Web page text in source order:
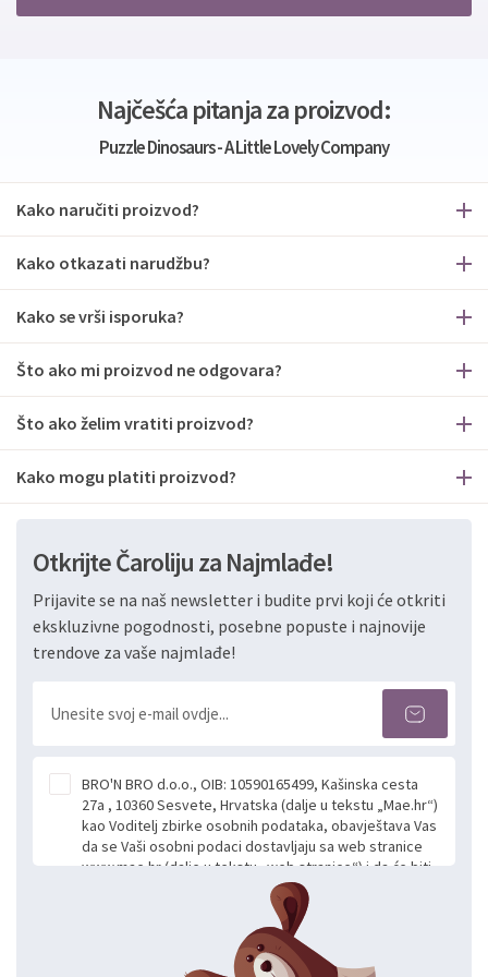
Najčešća pitanja za proizvod:
Puzzle Dinosaurs - A Little Lovely Company
Kako naručiti proizvod?
Kako otkazati narudžbu?
Kako se vrši isporuka?
Što ako mi proizvod ne odgovara?
Što ako želim vratiti proizvod?
Kako mogu platiti proizvod?
Otkrijte Čaroliju za Najmlađe!
Prijavite se na naš newsletter i budite prvi koji će otkriti
ekskluzivne pogodnosti, posebne popuste i najnovije
trendove za vaše najmlađe!
BRO'N BRO d.o.o., OIB: 10590165499, Kašinska cesta
27a , 10360 Sesvete, Hrvatska (dalje u tekstu „Mae.hr“)
kao Voditelj zbirke osobnih podataka, obavještava Vas
da se Vaši osobni podaci dostavljaju sa web stranice
www.mae.hr (dalje u tekstu „web stranice“) i da će biti
obrađeni. Prihvaćanjem ove Izjave smatra se da
slobodno i izričito dajete privolu za prikupljanje i daljnju
obradu Vaših osobnih podataka koje ustupate Mae.hr
putem ovih web stranica u svrhu odgovora i daljnje
komunikacije na Vaš upit poslan kroz kontakt obrazac.